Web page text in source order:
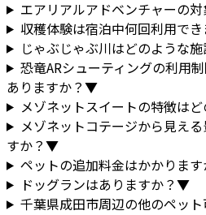
エアリアルアドベンチャーの
収穫体験は宿泊中何回利用でき
じゃぶじゃぶ川はどのような施
恐竜ARシューティングの利用
ありますか？▼
メゾネットスイートの特徴は
メゾネットコテージから見え
すか？▼
ペットの追加料金はかかります
ドッグランはありますか？▼
千葉県成田市周辺の他のペット